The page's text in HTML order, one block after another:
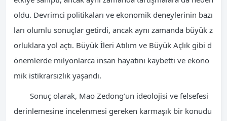
oldu. Devrimci politikaları ve ekonomik deneylerinin bazı
ları olumlu sonuçlar getirdi, ancak aynı zamanda büyük z
orluklara yol açtı. Büyük İleri Atılım ve Büyük Açlık gibi d
önemlerde milyonlarca insan hayatını kaybetti ve ekono
mik istikrarsızlık yaşandı.
Sonuç olarak, Mao Zedong’un ideolojisi ve felsefesi
derinlemesine incelenmesi gereken karmaşık bir konudu